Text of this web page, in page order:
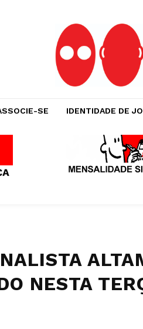
SE IDENTIDADE DE
NESTA